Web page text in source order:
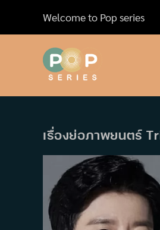
content
Welcome to Pop series
เรื่องย่อภาพยนตร์